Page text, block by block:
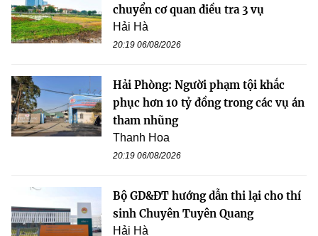
chuyển cơ quan điều tra 3 vụ
Hải Hà
20:19 06/08/2026
Hải Phòng: Người phạm tội khắc
phục hơn 10 tỷ đồng trong các vụ án
tham nhũng
Thanh Hoa
20:19 06/08/2026
Bộ GD&ĐT hướng dẫn thi lại cho thí
sinh Chuyên Tuyên Quang
Hải Hà